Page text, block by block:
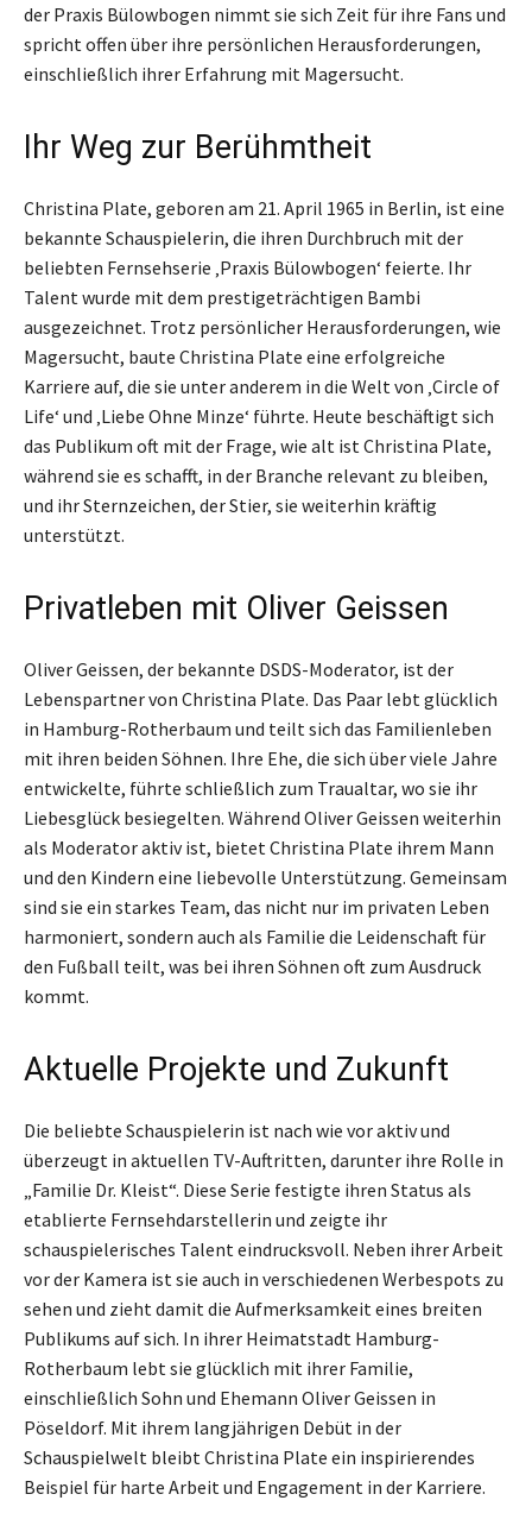
der Praxis Bülowbogen nimmt sie sich Zeit für ihre Fans und
spricht offen über ihre persönlichen Herausforderungen,
einschließlich ihrer Erfahrung mit Magersucht.
Ihr Weg zur Berühmtheit
Christina Plate, geboren am 21. April 1965 in Berlin, ist eine
bekannte Schauspielerin, die ihren Durchbruch mit der
beliebten Fernsehserie ‚Praxis Bülowbogen‘ feierte. Ihr
Talent wurde mit dem prestigeträchtigen Bambi
ausgezeichnet. Trotz persönlicher Herausforderungen, wie
Magersucht, baute Christina Plate eine erfolgreiche
Karriere auf, die sie unter anderem in die Welt von ‚Circle of
Life‘ und ‚Liebe Ohne Minze‘ führte. Heute beschäftigt sich
das Publikum oft mit der Frage, wie alt ist Christina Plate,
während sie es schafft, in der Branche relevant zu bleiben,
und ihr Sternzeichen, der Stier, sie weiterhin kräftig
unterstützt.
Privatleben mit Oliver Geissen
Oliver Geissen, der bekannte DSDS-Moderator, ist der
Lebenspartner von Christina Plate. Das Paar lebt glücklich
in Hamburg-Rotherbaum und teilt sich das Familienleben
mit ihren beiden Söhnen. Ihre Ehe, die sich über viele Jahre
entwickelte, führte schließlich zum Traualtar, wo sie ihr
Liebesglück besiegelten. Während Oliver Geissen weiterhin
als Moderator aktiv ist, bietet Christina Plate ihrem Mann
und den Kindern eine liebevolle Unterstützung. Gemeinsam
sind sie ein starkes Team, das nicht nur im privaten Leben
harmoniert, sondern auch als Familie die Leidenschaft für
den Fußball teilt, was bei ihren Söhnen oft zum Ausdruck
kommt.
Aktuelle Projekte und Zukunft
Die beliebte Schauspielerin ist nach wie vor aktiv und
überzeugt in aktuellen TV-Auftritten, darunter ihre Rolle in
„Familie Dr. Kleist“. Diese Serie festigte ihren Status als
etablierte Fernsehdarstellerin und zeigte ihr
schauspielerisches Talent eindrucksvoll. Neben ihrer Arbeit
vor der Kamera ist sie auch in verschiedenen Werbespots zu
sehen und zieht damit die Aufmerksamkeit eines breiten
Publikums auf sich. In ihrer Heimatstadt Hamburg-
Rotherbaum lebt sie glücklich mit ihrer Familie,
einschließlich Sohn und Ehemann Oliver Geissen in
Pöseldorf. Mit ihrem langjährigen Debüt in der
Schauspielwelt bleibt Christina Plate ein inspirierendes
Beispiel für harte Arbeit und Engagement in der Karriere.